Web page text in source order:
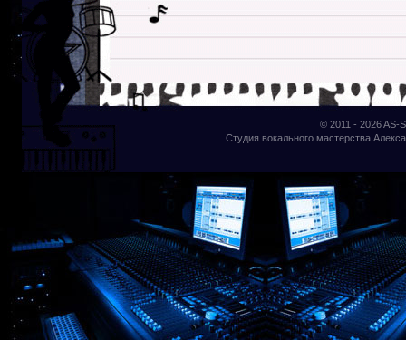
© 2011 - 2026AS-
Студия вокального мастерства